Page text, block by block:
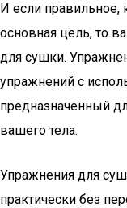
И если правильное,
основная цель, то
для сушки.
упражнений с
предназначенный
вашего тела.
Упражнения для
практически без